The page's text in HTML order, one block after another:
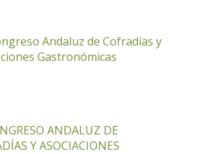
Andaluz de Cofradías y
Gastronómicas
ANDALUZ DE
Y ASOCIACIONES